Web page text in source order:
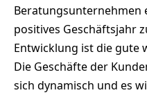
Beratungsunternehmen
positives Geschäftsjahr
Entwicklung ist die gute
Die Geschäfte der
sich dynamisch und es